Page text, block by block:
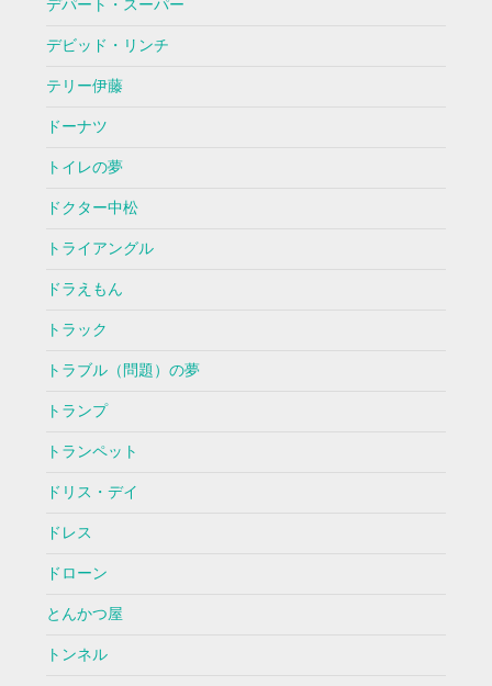
デパート・スーパー
デビッド・リンチ
テリー伊藤
ドーナツ
トイレの夢
ドクター中松
トライアングル
ドラえもん
トラック
トラブル（問題）の夢
トランプ
トランペット
ドリス・デイ
ドレス
ドローン
とんかつ屋
トンネル